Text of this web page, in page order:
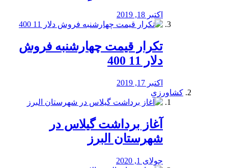
اکتبر 18, 2019
تکرار قیمت چهارشنبه فروش
دلار 11 400
اکتبر 17, 2019
کشاورزی
آغاز برداشت گیلاس در
شهرستان البرز
جولای 1, 2020